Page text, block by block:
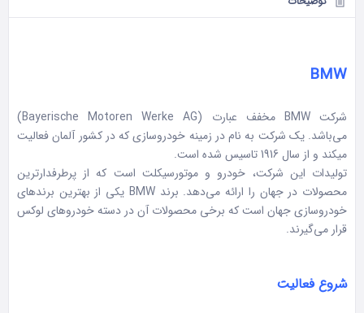
BMW
شرکت BMW مخفف عبارت (Bayerische Motoren Werke AG)
می‌باشد. یک شرکت به نام در زمینه خودروسازیکه در کشور آلمان فعالیت
می‎کند و از سال 1916 تاسیس شده است.
تولیدات این شرکت، خودرو و موتورسیکلت است که از پرطرفدارترین
محصولات در جهان را ارائه می‌دهد. برند BMW یکی از بهترین برندهای
خودروسازی جهان است که برخی محصولات آن در دسته خودروهای لوکس
قرار می‌گیرند.
شروع فعالیت